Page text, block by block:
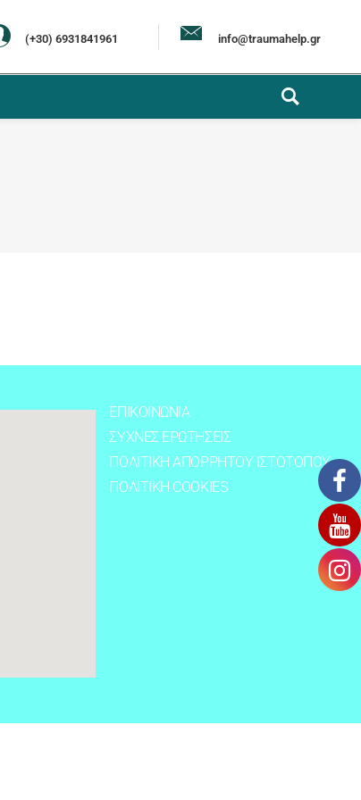
(+30) 6931841961 info@traumahelp.gr
ΕΠΙΚΟΙΝΩΝΙΑ
ΣΥΧΝΕΣ ΕΡΩΤΗΣΕΙΣ
ΠΟΛΙΤΙΚΗ ΑΠΟΡΡΗΤΟΥ ΙΣΤΟΤΟΠΟΥ
ΠΟΛΙΤΙΚΗ COOKIES